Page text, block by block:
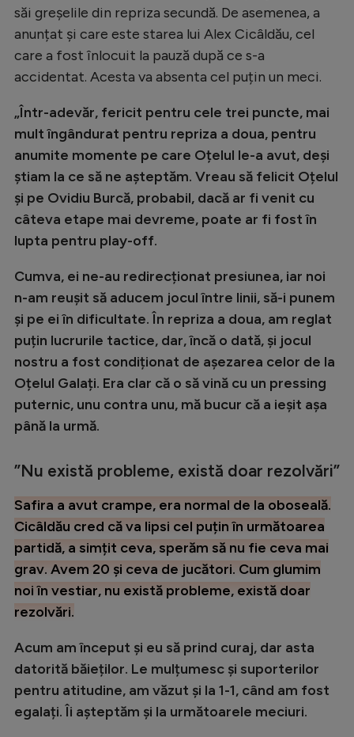
Formula 1
Gimnastică
Auto
Rugby
Ciclism
Alte sporturi
JO 2024
JO 2026
Creează cont
săi greșelile din repriza secundă. De asemenea, a
anunțat și care este starea lui Alex Cicâldău, cel
care a fost înlocuit la pauză după ce s-a
accidentat. Acesta va absenta cel puțin un meci.
„Într-adevăr, fericit pentru cele trei puncte, mai
mult îngândurat pentru repriza a doua, pentru
anumite momente pe care Oțelul le-a avut, deși
știam la ce să ne așteptăm. Vreau să felicit Oțelul
și pe Ovidiu Burcă, probabil, dacă ar fi venit cu
câteva etape mai devreme, poate ar fi fost în
lupta pentru play-off.
Cumva, ei ne-au redirecționat presiunea, iar noi
n-am reușit să aducem jocul între linii, să-i punem
și pe ei în dificultate. În repriza a doua, am reglat
puțin lucrurile tactice, dar, încă o dată, și jocul
nostru a fost condiționat de așezarea celor de la
Oțelul Galați. Era clar că o să vină cu un pressing
puternic, unu contra unu, mă bucur că a ieșit așa
până la urmă.
”Nu există probleme, există doar rezolvări”
Safira a avut crampe, era normal de la oboseală.
Cicâldău cred că va lipsi cel puțin în următoarea
partidă, a simțit ceva, sperăm să nu fie ceva mai
grav. Avem 20 și ceva de jucători. Cum glumim
noi în vestiar, nu există probleme, există doar
rezolvări.
Acum am început și eu să prind curaj, dar asta
datorită băieților. Le mulțumesc și suporterilor
pentru atitudine, am văzut și la 1-1, când am fost
egalați. Îi așteptăm și la următoarele meciuri.